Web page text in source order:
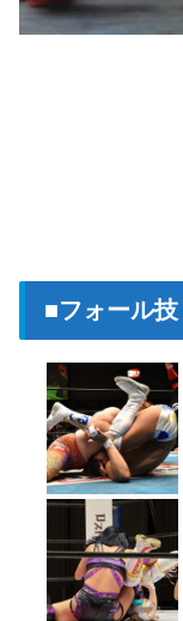
■フォール技